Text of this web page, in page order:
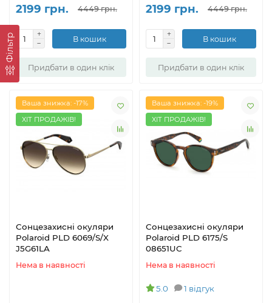
2199 грн. 4449 грн.
В кошик
Придбати в один клік
2199 грн. 4449 грн.
В кошик
Придбати в один клік
Ваша знижка: -17%
ХІТ ПРОДАЖІВ!
Сонцезахисні окуляри
Polaroid PLD 6069/S/X
J5G61LA
Нема в наявності
Ваша знижка: -19%
ХІТ ПРОДАЖІВ!
Сонцезахисні окуляри
Polaroid PLD 6175/S
08651UC
Нема в наявності
5.0 1 відгук
Фільтр